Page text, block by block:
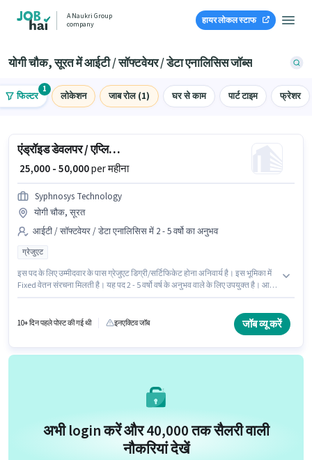
A Naukri Group
company
हायर लोकल स्टाफ
योगी चौक, सूरत में आईटी / सॉफ्टवेयर / डेटा एनालिसिस जॉब्स
फिल्टर
1
लोकेशन जाब रोल (1) घर से काम पार्ट टाइम फ्रेशर
एंड्रॉइड डेवलपर / एप्लिकेशन डेवलपर
₹ 25,000 - 50,000per महीना
Syphnosys Technology
योगी चौक, सूरत
आईटी / सॉफ्टवेयर / डेटा एनालिसिस में 2 - 5 वर्षो का अनुभव
ग्रेजुएट
इस पद के लिए उम्मीदवार के पास ग्रेजुएट डिग्री/सर्टिफिकेट होना अनिवार्य है। इस भूमिका में
Fixed वेतन संरचना मिलती है। यह पद 2 - 5 वर्षो वर्ष के अनुभव वाले के लिए उपयुक्त है। आप
डेवलपर के रूप में जुड़ें।
10+ दिन पहले पोस्ट की गई थी इनएक्टिव जॉब जॉब व्यू करें
अभी login करें और ₹40,000 तक सैलरी वाली
नौकरियां देखें